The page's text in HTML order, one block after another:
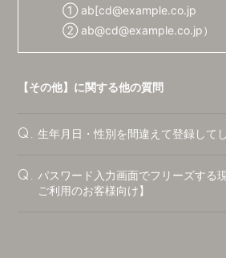
① ab[cd@example.co.jp
② ab@cd@example.co.jp）
【その他】に関する他の質問
Q. 生年月日・性別を間違えて登録して
Q. パスワード入力画面でフリーズする
ご利用のお客様向け】